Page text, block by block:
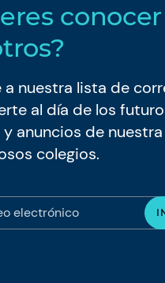
a nuestra lista de
al día de los
anuncios de
colegios.